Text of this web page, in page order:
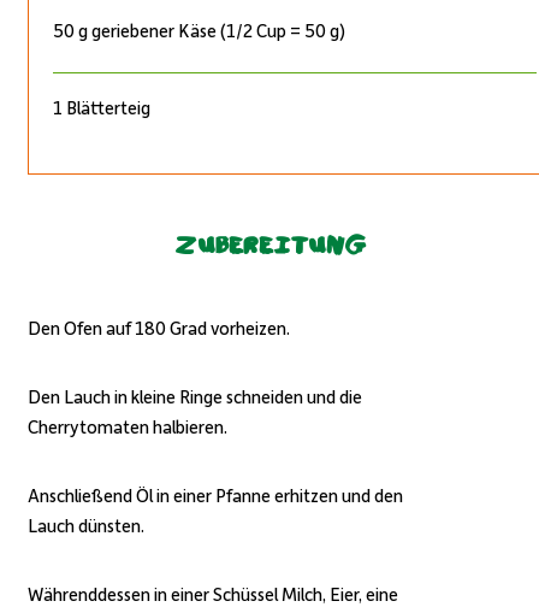
50 g geriebener Käse (1/2 Cup = 50 g)
1 Blätterteig
Zubereitung
Den Ofen auf 180 Grad vorheizen.
Den Lauch in kleine Ringe schneiden und die
Cherrytomaten halbieren.
Anschließend Öl in einer Pfanne erhitzen und den
Lauch dünsten.
Währenddessen in einer Schüssel Milch, Eier, eine